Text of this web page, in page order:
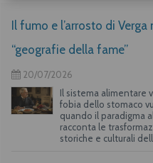
Il fumo e l’arrosto di Verga
“geografie della fame”
20/07/2026
Il sistema alimentare
fobia dello stomaco
quando il paradigma
racconta le
storiche e culturali